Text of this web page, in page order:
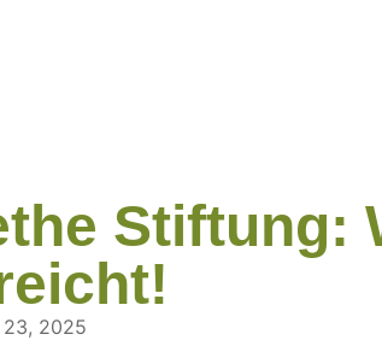
Stiftung:
2025